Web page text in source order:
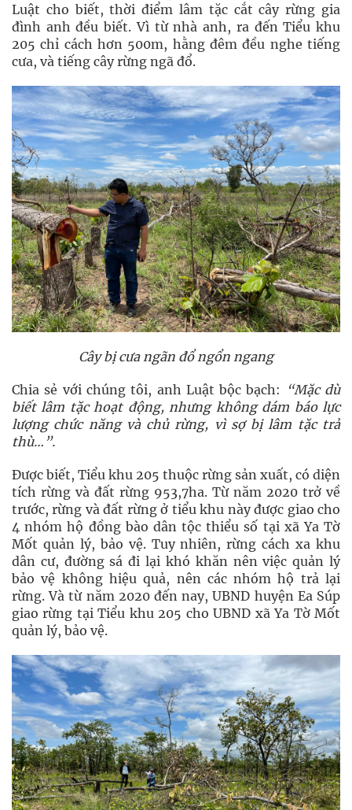
Luật cho biết, thời điểm lâm tặc cắt cây rừng gia
đình anh đều biết. Vì từ nhà anh, ra đến Tiểu khu
205 chỉ cách hơn 500m, hằng đêm đều nghe tiếng
cưa, và tiếng cây rừng ngã đổ.
Cây bị cưa ngãn đổ ngổn ngang
Chia sẻ với chúng tôi, anh Luật bộc bạch:
“Mặc dù
biết lâm tặc hoạt động, nhưng không dám báo lực
lượng chức năng và chủ rừng, vì sợ bị lâm tặc trả
thù… ”.
Được biết, Tiểu khu 205 thuộc rừng sản xuất, có diện
tích rừng và đất rừng 953,7ha. Từ năm 2020 trở về
trước, rừng và đất rừng ở tiểu khu này được giao cho
4 nhóm hộ đồng bào dân tộc thiểu số tại xã Ya Tờ
Mốt quản lý, bảo vệ. Tuy nhiên, rừng cách xa khu
dân cư, đường sá đi lại khó khăn nên việc quản lý
bảo vệ không hiệu quả, nên các nhóm hộ trả lại
rừng. Và từ năm 2020 đến nay, UBND huyện Ea Súp
giao rừng tại Tiểu khu 205 cho UBND xã Ya Tờ Mốt
quản lý, bảo vệ.